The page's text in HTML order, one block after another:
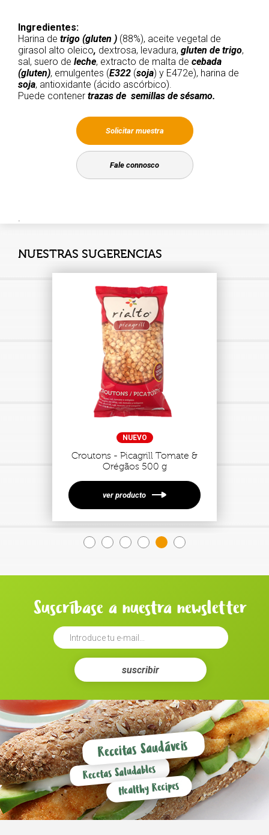
Ingredientes:
Harina de trigo (gluten ) (88%), aceite vegetal de
girasol alto oleico, dextrosa, levadura, gluten de trigo,
sal, suero de leche, extracto de malta de cebada
(gluten), emulgentes (E322 (soja) y E472e), harina de
soja, antioxidante (ácido ascórbico).
Puede contener trazas de semillas de sésamo.
Solicitar muestra
Fale connosco
.
NUESTRAS SUGERENCIAS
NUEVO
Croutons - Picagrill Tomate &
Orégãos 500 g
ver producto
Suscríbase a nuestra newsletter
suscribir